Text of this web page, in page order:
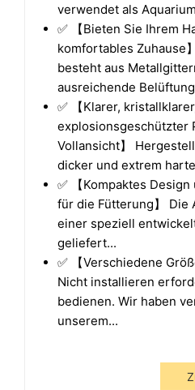
verwendet als
✅ 【Bieten Sie Ihrem
komfortables Zuhause
besteht aus
ausreichende
✅ 【Klarer,
explosionsgeschützter
Vollansicht】
dicker und extrem
✅ 【Kompaktes
für die Fütterung】 Die
einer speziell
geliefert...
✅ 【Verschiedene
Nicht installieren
bedienen. Wir haben
unserem...